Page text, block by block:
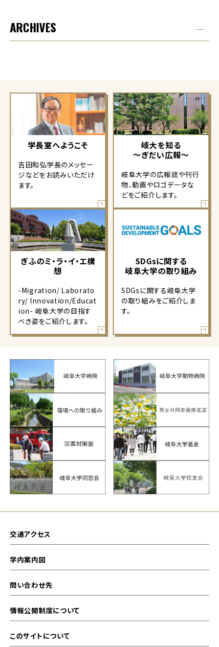
ARCHIVES
学長室へようこそ
吉田和弘学長のメッセー
ジなどをお読みいただけ
ます。
岐大を知る
～ぎだい広報～
岐阜大学の広報誌や刊行
物、動画やロゴデータな
どをご紹介します。
ぎふのミ・ラ・イ・エ構
想
-Migration/ Laborato
ry/ Innovation/Educat
ion- 岐阜大学の目指す
べき姿をご紹介します。
SDGsに関する
岐阜大学の取り組み
SDGsに関する岐阜大学
の取り組みをご紹介しま
す。
交通アクセス
学内案内図
問い合わせ先
情報公開制度について
このサイトについて